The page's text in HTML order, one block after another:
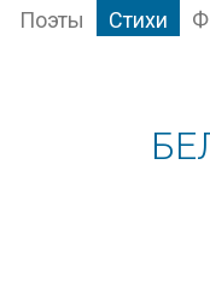
Поэты Стихи